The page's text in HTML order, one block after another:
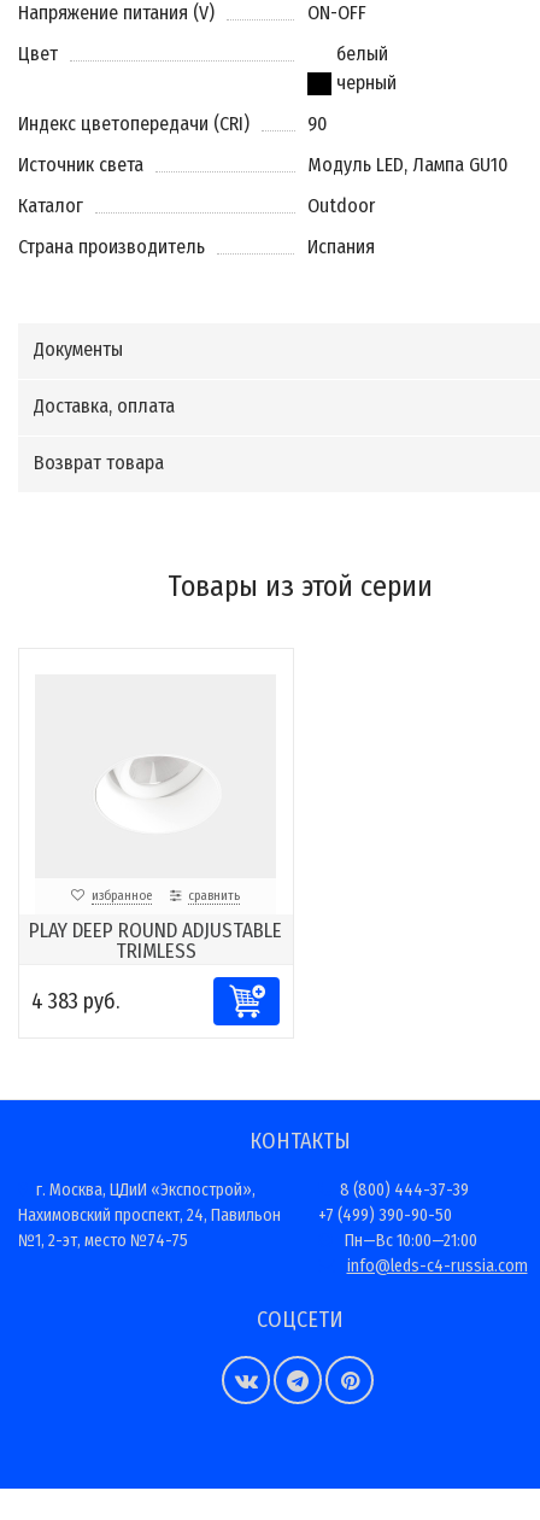
Напряжение питания (V)
ON-OFF
Цвет
белый
черный
Индекс цветопередачи (CRI)
90
Источник света
Модуль LED, Лампа GU10
Каталог
Outdoor
Страна производитель
Испания
Документы
Доставка, оплата
Возврат товара
Товары из этой серии
избранное сравнить
PLAY DEEP ROUND ADJUSTABLE
TRIMLESS
4 383 руб.
КОНТАКТЫ
г. Москва, ЦДиИ «Экспострой»,
Нахимовский проспект, 24, Павильон
№1, 2-эт, место №74-75
8 (800) 444-37-39
+7 (499) 390-90-50
Пн—Вс 10:00—21:00
info@leds-c4-russia.com
СОЦСЕТИ